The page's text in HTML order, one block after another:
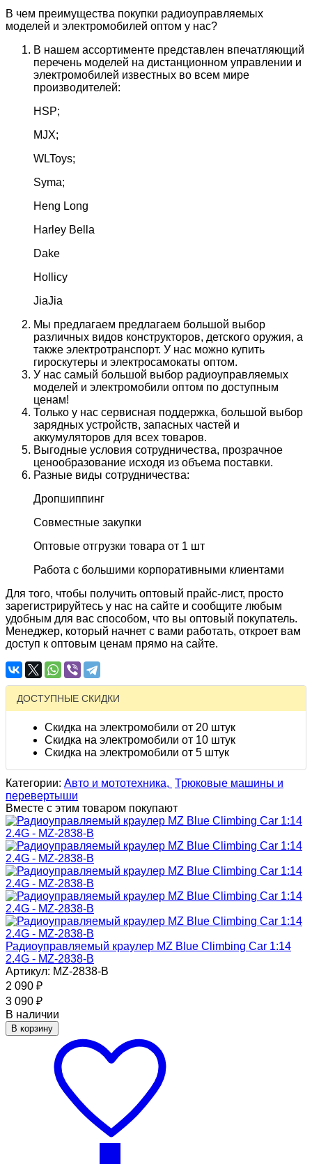
В чем преимущества покупки радиоуправляемых
моделей и электромобилей оптом у нас?
В нашем ассортименте представлен впечатляющий
перечень моделей на дистанционном управлении и
электромобилей известных во всем мире
производителей:
HSP;
MJX;
WLToys;
Syma;
Heng Long
Harley Bella
Dake
Hollicy
JiaJia
Мы предлагаем предлагаем большой выбор
различных видов конструкторов, детского оружия, а
также электротранспорт. У нас можно купить
гироскутеры и электросамокаты оптом.
У нас самый большой выбор радиоуправляемых
моделей и электромобили оптом по доступным
ценам!
Только у нас сервисная поддержка, большой выбор
зарядных устройств, запасных частей и
аккумуляторов для всех товаров.
Выгодные условия сотрудничества, прозрачное
ценообразование исходя из объема поставки.
Разные виды сотрудничества:
Дропшиппинг
Совместные закупки
Оптовые отгрузки товара от 1 шт
Работа с большими корпоративными клиентами
Для того, чтобы получить оптовый прайс-лист, просто
зарегистрируйтесь у нас на сайте и сообщите любым
удобным для вас способом, что вы оптовый покупатель.
Менеджер, который начнет с вами работать, откроет вам
доступ к оптовым ценам прямо на сайте.
ДОСТУПНЫЕ СКИДКИ
Скидка на электромобили от 20 штук
Скидка на электромобили от 10 штук
Скидка на электромобили от 5 штук
Категории: Авто и мототехника, Трюковые машины и
перевертыши
Вместе с этим товаром покупают
Радиоуправляемый краулер MZ Blue Climbing Car 1:14
2.4G - MZ-2838-B
Артикул: MZ-2838-B
2 090 ₽
3 090 ₽
В наличии
В корзину